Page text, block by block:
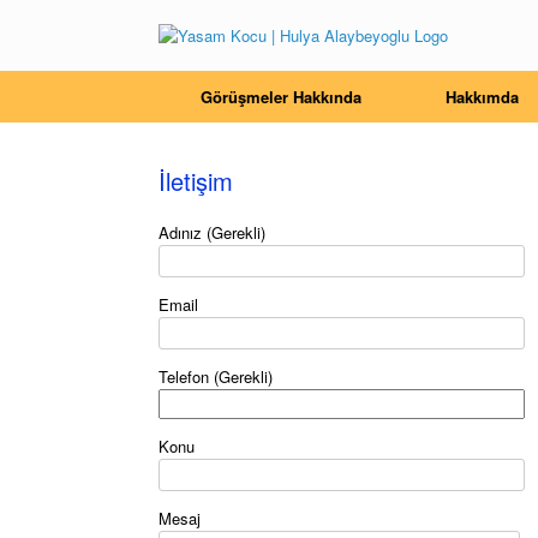
Görüşmeler Hakkında Hakkımda
İletişim
Adınız (Gerekli)
Email
Telefon (Gerekli)
Konu
Mesaj